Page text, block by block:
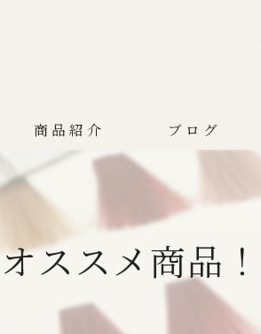
商品紹介 ブログ
オススメ商品！